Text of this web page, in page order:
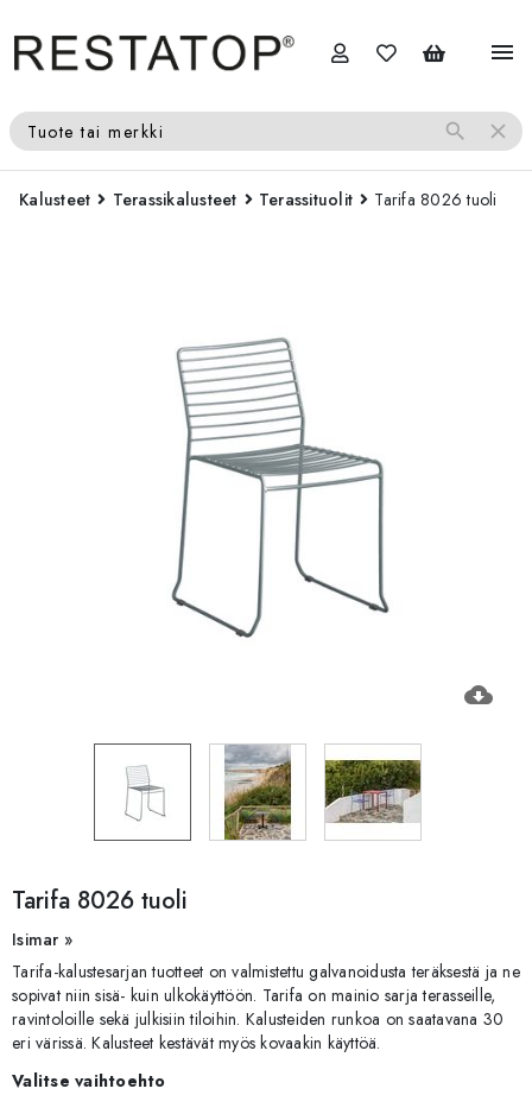
menu
Tuote tai merkki search close
Kalusteet Terassikalusteet Terassituolit Tarifa 8026 tuoli
cloud_download
Tarifa 8026 tuoli
Isimar »
Tarifa-kalustesarjan tuotteet on valmistettu galvanoidusta teräksestä ja ne
sopivat niin sisä- kuin ulkokäyttöön. Tarifa on mainio sarja terasseille,
ravintoloille sekä julkisiin tiloihin. Kalusteiden runkoa on saatavana 30
eri värissä. Kalusteet kestävät myös kovaakin käyttöä.
Valitse vaihtoehto